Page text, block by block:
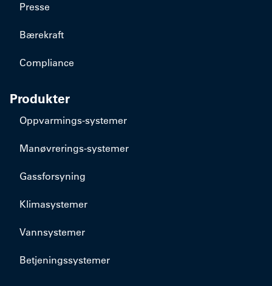
Presse
Bærekraft
Compliance
Produkter
​Oppvarmings-systemer
​Manøvrerings-systemer
Gassforsyning
Klimasystemer
Vannsystemer
Betjeningssystemer